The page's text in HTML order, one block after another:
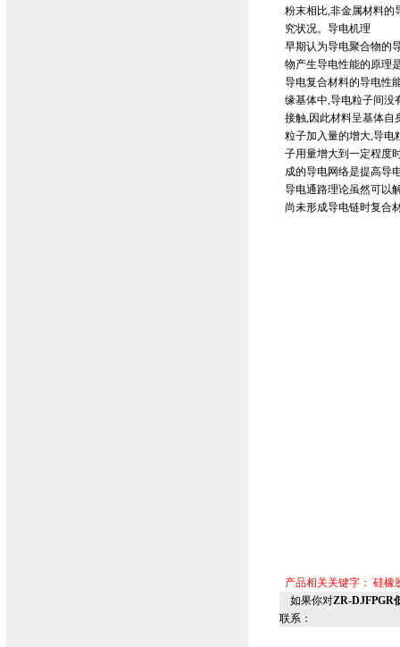
粉末相比,非金属材料的
究状况。导电机理
早期认为导电聚合物的
物产生导电性能的原理
导电复合材料的导电性
缘基体中,导电粒子间没
接触,因此材料呈基体自
粒子加入量的增大,导电
子用量增大到一定程度
成的导电网络是提高导
导电通路理论虽然可以
尚未形成导电链时复合
产品相关关键字： 硅橡
如果你对ZR-DJFPGR
联系：